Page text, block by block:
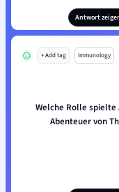
Antwort
+ Add tag Immunology
Welche Rolle spielte
Abenteuer von